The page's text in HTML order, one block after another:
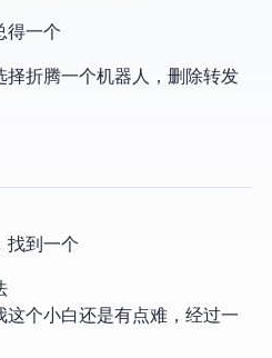
一个
腾一个telegram机器人，删除转发
找到一个
这个小白还是有点难，经过一